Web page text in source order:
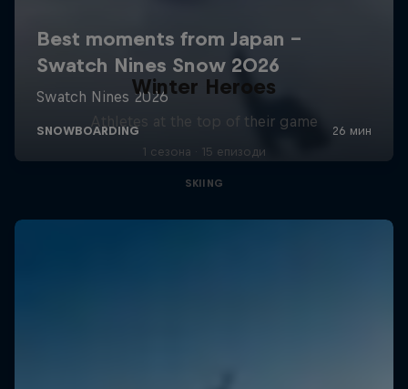
Winter Heroes
Athletes at the top of their game
1 сезона · 15 епизоди
SKIING